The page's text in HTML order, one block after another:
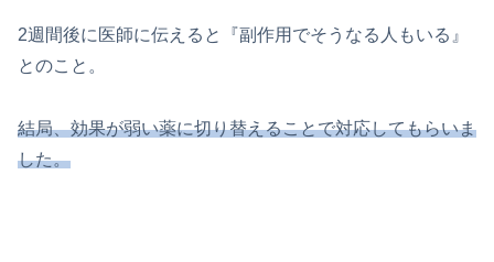
2週間後に医師に伝えると『副作用でそうなる人もいる』
とのこと。
結局、効果が弱い薬に切り替えることで対応してもらいま
した。